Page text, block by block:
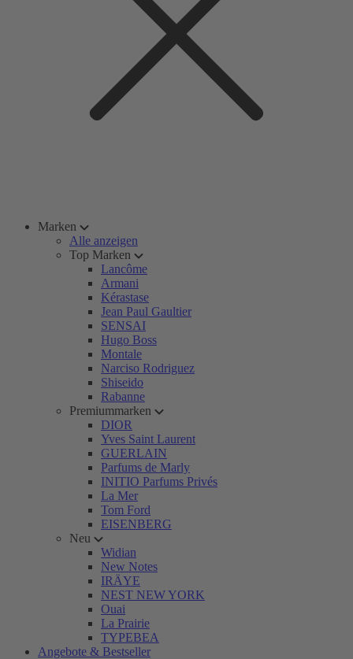
Marken
Alle anzeigen
Top Marken
Lancôme
Armani
Kérastase
Jean Paul Gaultier
SENSAI
Hugo Boss
Montale
Narciso Rodriguez
Shiseido
Rabanne
Premiummarken
DIOR
Yves Saint Laurent
GUERLAIN
Parfums de Marly
INITIO Parfums Privés
La Mer
Tom Ford
EISENBERG
Neu
Widian
New Notes
IRÄYE
NEST NEW YORK
Ouai
La Prairie
TYPEBEA
Angebote & Bestseller